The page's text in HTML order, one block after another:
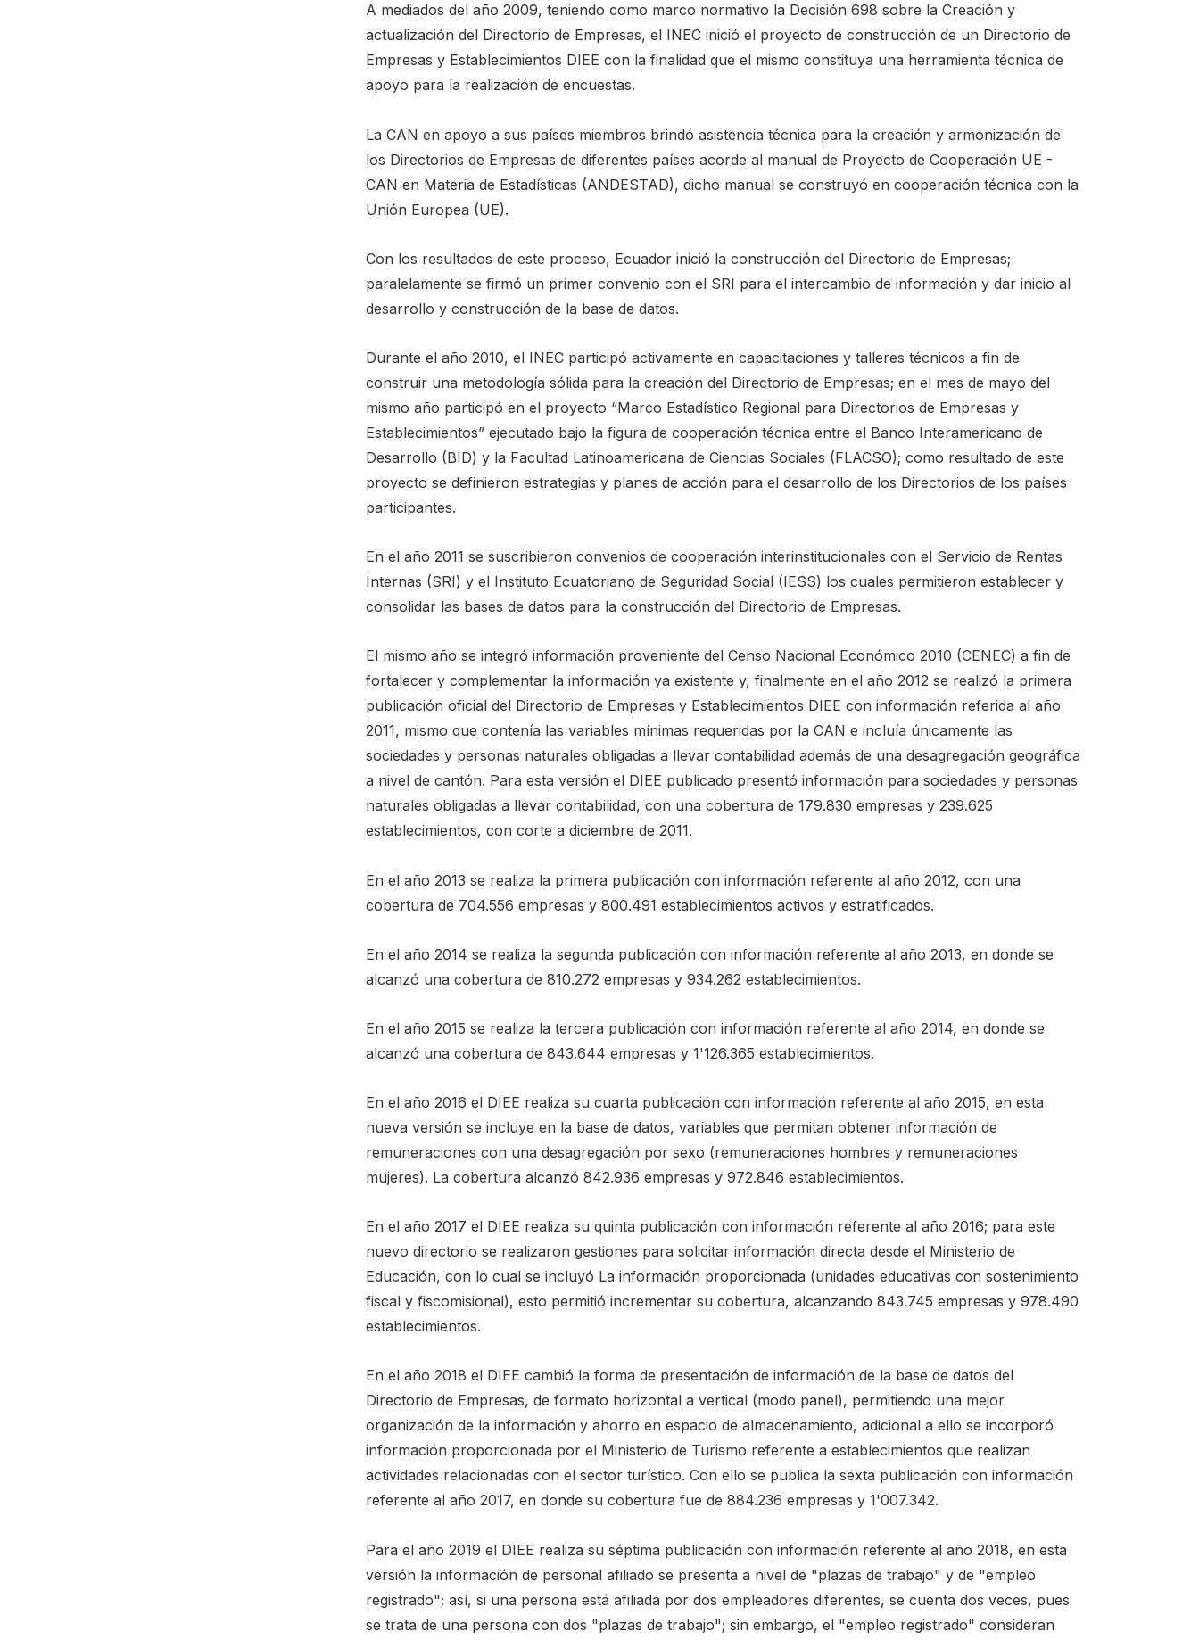
A mediados del año 2009, teniendo como marco normativo la Decisión 698 sobre la Creación y
actualización del Directorio de Empresas, el INEC inició el proyecto de construcción de un Directorio de
Empresas y Establecimientos DIEE con la finalidad que el mismo constituya una herramienta técnica de
apoyo para la realización de encuestas.
La CAN en apoyo a sus países miembros brindó asistencia técnica para la creación y armonización de
los Directorios de Empresas de diferentes países acorde al manual de Proyecto de Cooperación UE -
CAN en Materia de Estadísticas (ANDESTAD), dicho manual se construyó en cooperación técnica con la
Unión Europea (UE).
Con los resultados de este proceso, Ecuador inició la construcción del Directorio de Empresas;
paralelamente se firmó un primer convenio con el SRI para el intercambio de información y dar inicio al
desarrollo y construcción de la base de datos.
Durante el año 2010, el INEC participó activamente en capacitaciones y talleres técnicos a fin de
construir una metodología sólida para la creación del Directorio de Empresas; en el mes de mayo del
mismo año participó en el proyecto “Marco Estadístico Regional para Directorios de Empresas y
Establecimientos” ejecutado bajo la figura de cooperación técnica entre el Banco Interamericano de
Desarrollo (BID) y la Facultad Latinoamericana de Ciencias Sociales (FLACSO); como resultado de este
proyecto se definieron estrategias y planes de acción para el desarrollo de los Directorios de los países
participantes.
En el año 2011 se suscribieron convenios de cooperación interinstitucionales con el Servicio de Rentas
Internas (SRI) y el Instituto Ecuatoriano de Seguridad Social (IESS) los cuales permitieron establecer y
consolidar las bases de datos para la construcción del Directorio de Empresas.
El mismo año se integró información proveniente del Censo Nacional Económico 2010 (CENEC) a fin de
fortalecer y complementar la información ya existente y, finalmente en el año 2012 se realizó la primera
publicación oficial del Directorio de Empresas y Establecimientos DIEE con información referida al año
2011, mismo que contenía las variables mínimas requeridas por la CAN e incluía únicamente las
sociedades y personas naturales obligadas a llevar contabilidad además de una desagregación geográfica
a nivel de cantón. Para esta versión el DIEE publicado presentó información para sociedades y personas
naturales obligadas a llevar contabilidad, con una cobertura de 179.830 empresas y 239.625
establecimientos, con corte a diciembre de 2011.
En el año 2013 se realiza la primera publicación con información referente al año 2012, con una
cobertura de 704.556 empresas y 800.491 establecimientos activos y estratificados.
En el año 2014 se realiza la segunda publicación con información referente al año 2013, en donde se
alcanzó una cobertura de 810.272 empresas y 934.262 establecimientos.
En el año 2015 se realiza la tercera publicación con información referente al año 2014, en donde se
alcanzó una cobertura de 843.644 empresas y 1'126.365 establecimientos.
En el año 2016 el DIEE realiza su cuarta publicación con información referente al año 2015, en esta
nueva versión se incluye en la base de datos, variables que permitan obtener información de
remuneraciones con una desagregación por sexo (remuneraciones hombres y remuneraciones
mujeres). La cobertura alcanzó 842.936 empresas y 972.846 establecimientos.
En el año 2017 el DIEE realiza su quinta publicación con información referente al año 2016; para este
nuevo directorio se realizaron gestiones para solicitar información directa desde el Ministerio de
Educación, con lo cual se incluyó La información proporcionada (unidades educativas con sostenimiento
fiscal y fiscomisional), esto permitió incrementar su cobertura, alcanzando 843.745 empresas y 978.490
establecimientos.
En el año 2018 el DIEE cambió la forma de presentación de información de la base de datos del
Directorio de Empresas, de formato horizontal a vertical (modo panel), permitiendo una mejor
organización de la información y ahorro en espacio de almacenamiento, adicional a ello se incorporó
información proporcionada por el Ministerio de Turismo referente a establecimientos que realizan
actividades relacionadas con el sector turístico. Con ello se publica la sexta publicación con información
referente al año 2017, en donde su cobertura fue de 884.236 empresas y 1'007.342.
Para el año 2019 el DIEE realiza su séptima publicación con información referente al año 2018, en esta
versión la información de personal afiliado se presenta a nivel de "plazas de trabajo" y de "empleo
registrado"; así, si una persona está afiliada por dos empleadores diferentes, se cuenta dos veces, pues
se trata de una persona con dos "plazas de trabajo"; sin embargo, el "empleo registrado" consideran